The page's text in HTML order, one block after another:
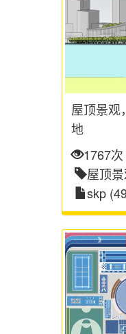
屋顶景观
地
1767次
屋顶
skp